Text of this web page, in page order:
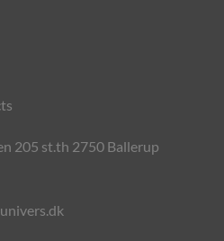
205 st.th 2750 Ballerup